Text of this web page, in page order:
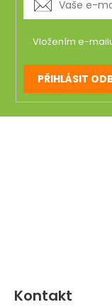
Vložením e-
PŘIHLÁSIT
Kontakt